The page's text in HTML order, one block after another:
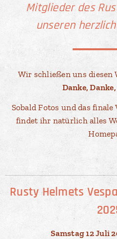
Mitglieder des
unseren
Wir schließen uns diesen
Danke,
Sobald Fotos und das
findet ihr natürlich alles
Rusty Helmets
Samstag 12 Juli